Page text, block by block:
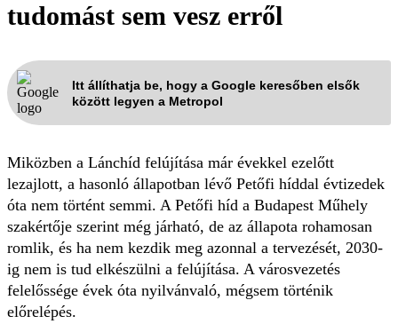
tudomást sem vesz erről
Itt állíthatja be, hogy a Google keresőben elsők
között legyen a Metropol
Miközben a Lánchíd felújítása már évekkel ezelőtt
lezajlott, a hasonló állapotban lévő Petőfi híddal évtizedek
óta nem történt semmi. A Petőfi híd a Budapest Műhely
szakértője szerint még járható, de az állapota rohamosan
romlik, és ha nem kezdik meg azonnal a tervezését, 2030-
ig nem is tud elkészülni a felújítása. A városvezetés
felelőssége évek óta nyilvánvaló, mégsem történik
előrelépés.